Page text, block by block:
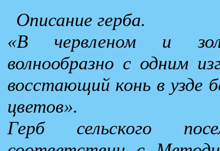
Описание герба.
«В червленом и
волнообразно с одним
восстающий конь в узде
цветов».
Герб сельского